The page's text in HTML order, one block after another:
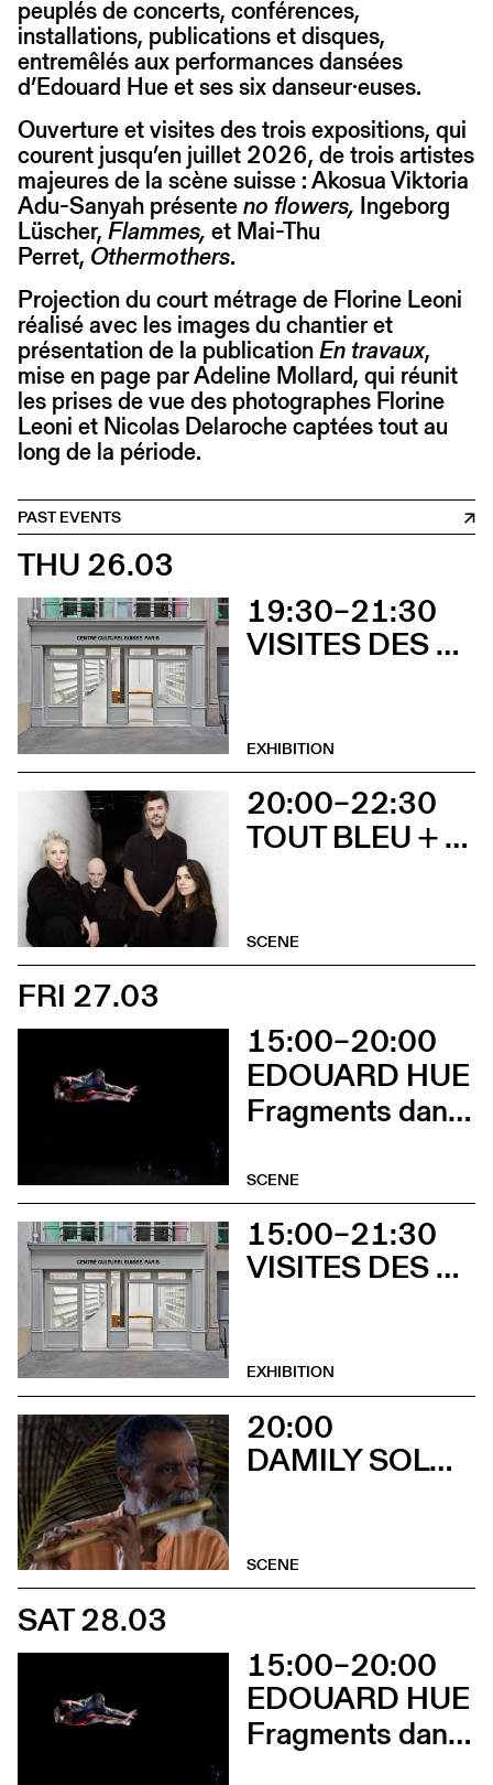
peuplés de concerts, conférences,
installations, publications et disques,
entremêlés aux performances dansées
d’Edouard Hue et ses six danseur·euses.
Ouverture et visites des trois expositions, qui
courent jusqu’en juillet 2026, de trois artistes
majeures de la scène suisse : Akosua Viktoria
Adu-Sanyah présenteno flowers, Ingeborg
Lüscher, Flammes, et Mai-Thu
Perret, Othermothers.
Projection du court métrage de Florine Leoni
réalisé avec les images du chantier et
présentation de la publicationEn travaux,
mise en page par Adeline Mollard, qui réunit
les prises de vue des photographes Florine
Leoni et Nicolas Delaroche captées tout au
long de la période.
PAST EVENTS
THU 26.03
19:30–21:30
VISITES DES EXPOSITIONS ET DÉCOUVERTE DU BÂTIMENT
EXHIBITION
20:00–22:30
TOUT BLEU + SOCIÉTÉ ÉTRANGE
SCENE
FRI 27.03
15:00–20:00
EDOUARD HUE
Fragments dansés
SCENE
15:00–21:30
VISITES DES EXPOSITIONS ET DÉCOUVERTE DU BÂTIMENT
EXHIBITION
20:00
DAMILY SOLO + MAX CILLA SEXTET
SCENE
SAT 28.03
15:00–20:00
EDOUARD HUE
Fragments dansés